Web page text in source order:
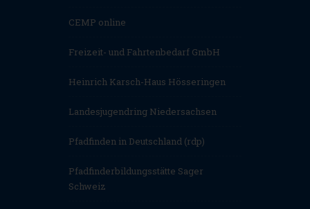
CEMP online
Freizeit- und Fahrtenbedarf GmbH
Heinrich Karsch-Haus Hösseringen
Landesjugendring Niedersachsen
Pfadfinden in Deutschland (rdp)
Pfadfinderbildungsstätte Sager
Schweiz